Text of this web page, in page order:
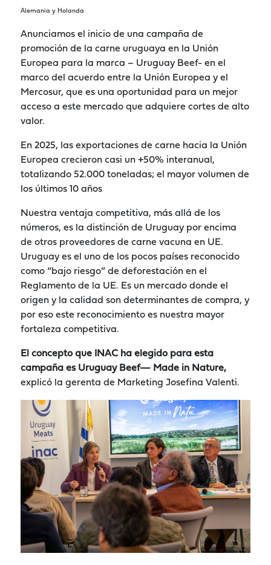
Alemania y Holanda
Anunciamos el inicio de una campaña de
promoción de la carne uruguaya en la Unión
Europea para la marca – Uruguay Beef- en el
marco del acuerdo entre la Unión Europea y el
Mercosur, que es una oportunidad para un mejor
acceso a este mercado que adquiere cortes de alto
valor.
En 2025, las exportaciones de carne hacia la Unión
Europea crecieron casi un +50% interanual,
totalizando 52.000 toneladas; el mayor volumen de
los últimos 10 años
Nuestra ventaja competitiva, más allá de los
números, es la distinción de Uruguay por encima
de otros proveedores de carne vacuna en UE.
Uruguay es el uno de los pocos países reconocido
como “bajo riesgo” de deforestación en el
Reglamento de la UE. Es un mercado donde el
origen y la calidad son determinantes de compra, y
por eso este reconocimiento es nuestra mayor
fortaleza competitiva.
El concepto que INAC ha elegido para esta
campaña es Uruguay Beef— Made in Nature,
explicó la gerenta de Marketing Josefina Valenti.